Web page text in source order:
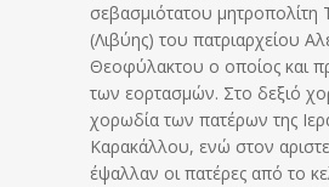
σεβασμιότατου μητροπολίτη
(Λιβύης) του πατριαρχείου
Θεοφύλακτου ο οποίος και
των εορτασμών. Στο δεξιό
χορωδία των πατέρων της
Καρακάλλου, ενώ στον
έψαλλαν οι πατέρες από το